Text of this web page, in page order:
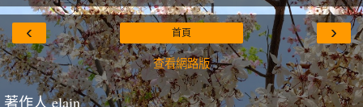
‹ ›
首頁
查看網路版
著作人 elain